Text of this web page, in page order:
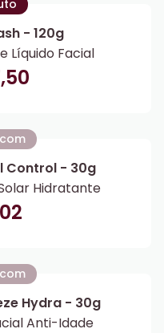
- 120g
Líquido Facial
Control - 30g
Hidratante
Hydra - 30g
Anti-Idade